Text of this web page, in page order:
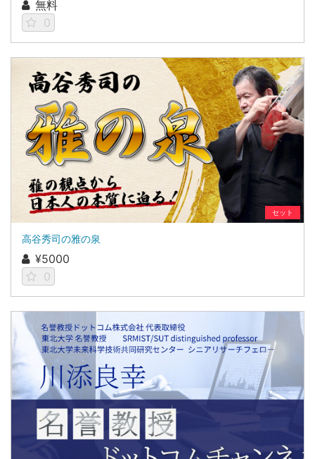
無料
0
セット
高谷秀司の雅の泉
¥5000
0